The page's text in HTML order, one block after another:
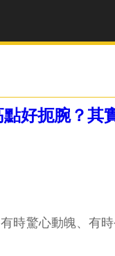
好扼腕？其
時驚心動魄、有